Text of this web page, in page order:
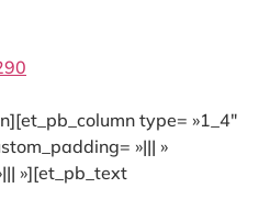
type= »1_4″
»||| »
»][et_pb_text